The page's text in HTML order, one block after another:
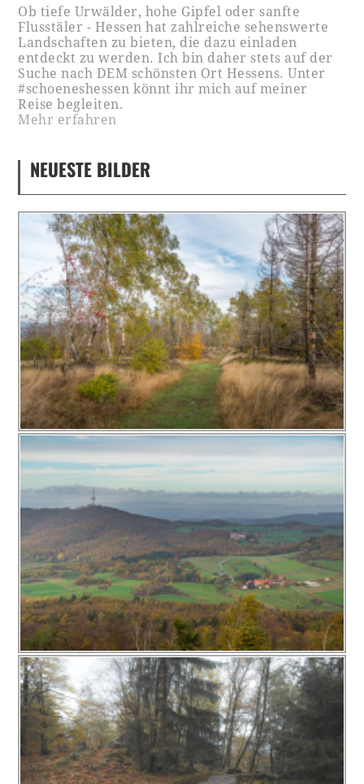
Ob tiefe Urwälder, hohe Gipfel oder sanfte
Flusstäler - Hessen hat zahlreiche sehenswerte
Landschaften zu bieten, die dazu einladen
entdeckt zu werden. Ich bin daher stets auf der
Suche nach DEM schönsten Ort Hessens. Unter
#schoeneshessen könnt ihr mich auf meiner
Reise begleiten.
Mehr erfahren
NEUESTE BILDER